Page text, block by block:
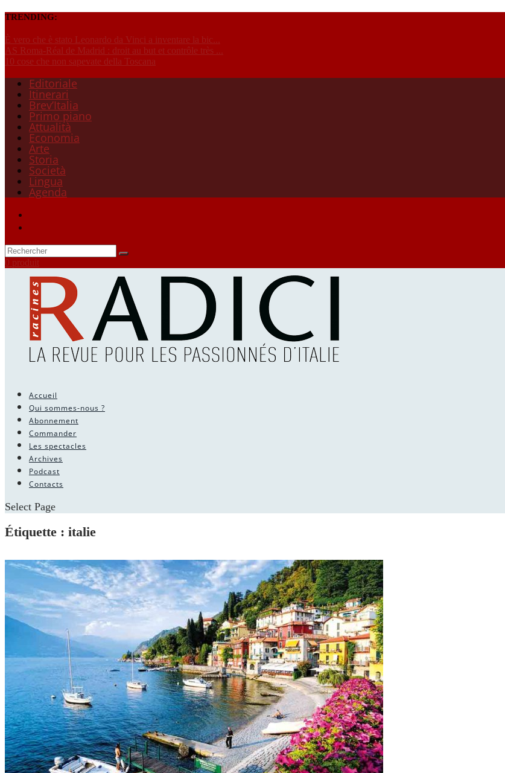
TRENDING:
È vero che è stato Leonardo da Vinci a inventare la bic...
AS Roma-Réal de Madrid : droit au but et contrôle très ...
10 cose che non sapevate della Toscana
Editoriale
Itinerari
Brev’Italia
Primo piano
Attualità
Economia
Arte
Storia
Società
Lingua
Agenda
0 produit
Accueil
Qui sommes-nous ?
Abonnement
Commander
Les spectacles
Archives
Podcast
Contacts
Select Page
Étiquette : italie